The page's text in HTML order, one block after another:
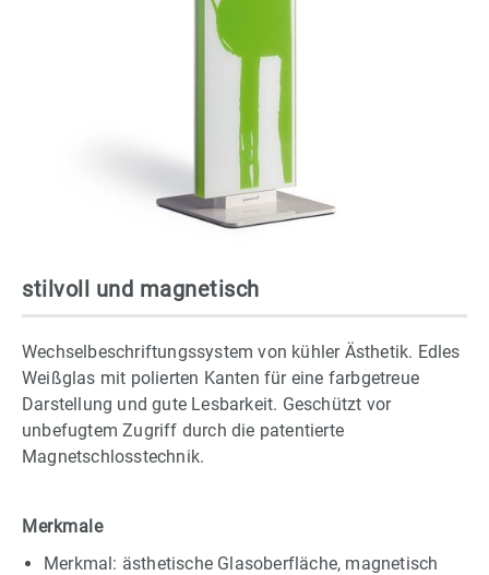
stilvoll und magnetisch
Wechselbeschriftungssystem von kühler Ästhetik. Edles
Weißglas mit polierten Kanten für eine farbgetreue
Darstellung und gute Lesbarkeit. Geschützt vor
unbefugtem Zugriff durch die patentierte
Magnetschlosstechnik.
Merkmale
Merkmal: ästhetische Glasoberfläche, magnetisch